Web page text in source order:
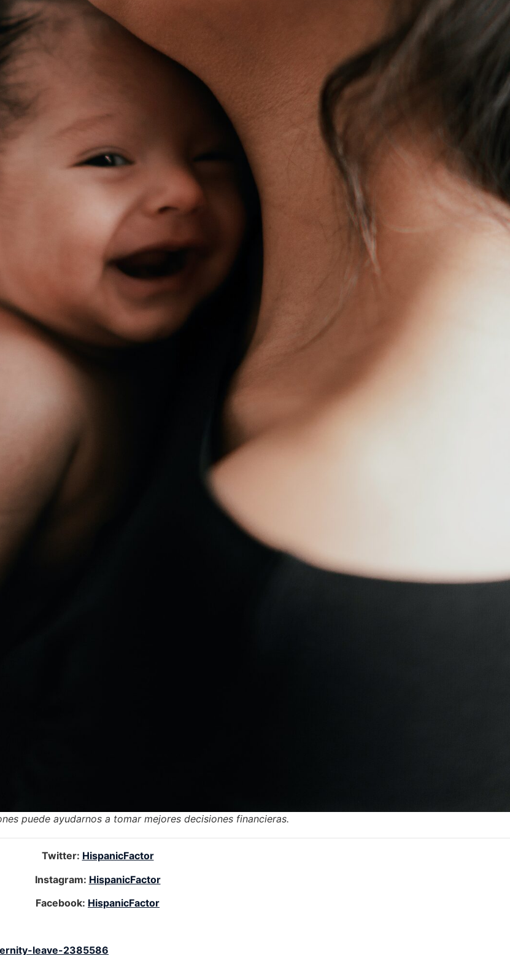
puede ayudarnos a tomar mejores decisiones financieras.
Twitter: HispanicFactor
Instagram: HispanicFactor
Facebook: HispanicFactor
leave-2385586